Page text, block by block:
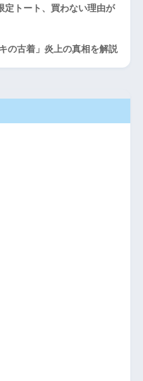
定トート、買わない理由が
の古着」炎上の真相を解説